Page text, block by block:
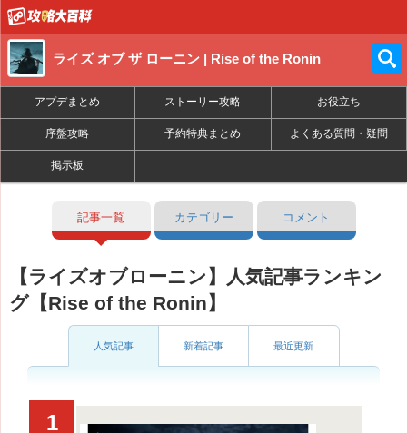
ライズ オブ ザ ローニン | Rise of the Ronin
アプデまとめ ストーリー攻略 お役立ち
序盤攻略 予約特典まとめ よくある質問・疑問
掲示板
記事一覧 カテゴリー コメント
【ライズオブローニン】人気記事ランキン
グ【Rise of the Ronin】
人気記事 新着記事 最近更新